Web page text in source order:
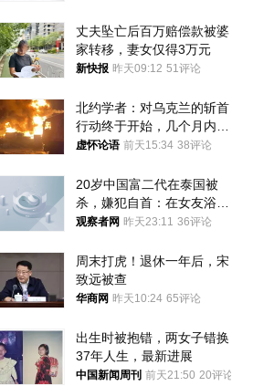
丈夫坠亡后百万赔偿款被婆
家转移，妻女仅得3万元
新快报 昨天09:12 51评论
北约学者：对乌克兰的斩首
行动终于开始，几个月内乌
将投降
虚怀论语 前天15:34 38评论
20岁中国富二代在泰国被
杀，嫌犯自首：在女友浴室
看到他
观察者网 昨天23:11 36评论
周末打虎！退休一年后，宋
致远被查
华商网 昨天10:24 65评论
出生时被抱错，两女子错换
37年人生，最新进展
中国新闻周刊 前天21:50 20评论